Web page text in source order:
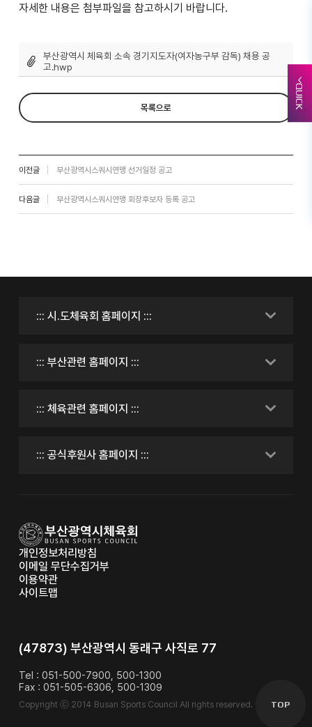
QUICK
자세한 내용은 첨부파일을 참고하시기 바랍니다.
부산광역시 체육회 소속 경기지도자(여자농구부 감독) 채용 공
고.hwp
목록으로
이전글 부산광역시스쿼시연맹 선거일정 공고
다음글 부산광역시스쿼시연맹 회장후보자 등록 공고
개인정보처리방침
이메일 무단수집거부
이용약관
사이트맵
(47873) 부산광역시 동래구 사직로 77
Tel : 051-500-7900, 500-1300
Fax : 051-505-6306, 500-1309
Copyright ⓒ 2014 Busan Sports Council All rights reserved. TOP